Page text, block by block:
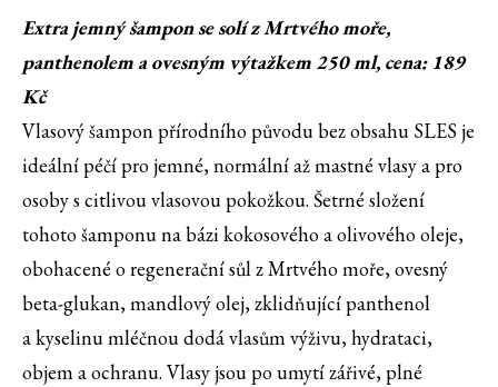
Extra jemný šampon se solí z Mrtvého moře,
panthenolem a ovesným výtažkem 250 ml, cena: 189
Kč
Vlasový šampon přírodního původu bez obsahu SLES je
ideální péčí pro jemné, normální až mastné vlasy a pro
osoby s citlivou vlasovou pokožkou. Šetrné složení
tohoto šamponu na bázi kokosového a olivového oleje,
obohacené o regenerační sůl z Mrtvého moře, ovesný
beta-glukan, mandlový olej, zklidňující panthenol
a kyselinu mléčnou dodá vlasům výživu, hydrataci,
objem a ochranu. Vlasy jsou po umytí zářivé, plné